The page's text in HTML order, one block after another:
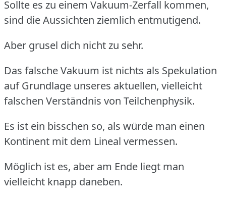
Sollte es zu einem Vakuum-Zerfall kommen,
sind die Aussichten ziemlich entmutigend.
Aber grusel dich nicht zu sehr.
Das falsche Vakuum ist nichts als Spekulation
auf Grundlage unseres aktuellen, vielleicht
falschen Verständnis von Teilchenphysik.
Es ist ein bisschen so, als würde man einen
Kontinent mit dem Lineal vermessen.
Möglich ist es, aber am Ende liegt man
vielleicht knapp daneben.